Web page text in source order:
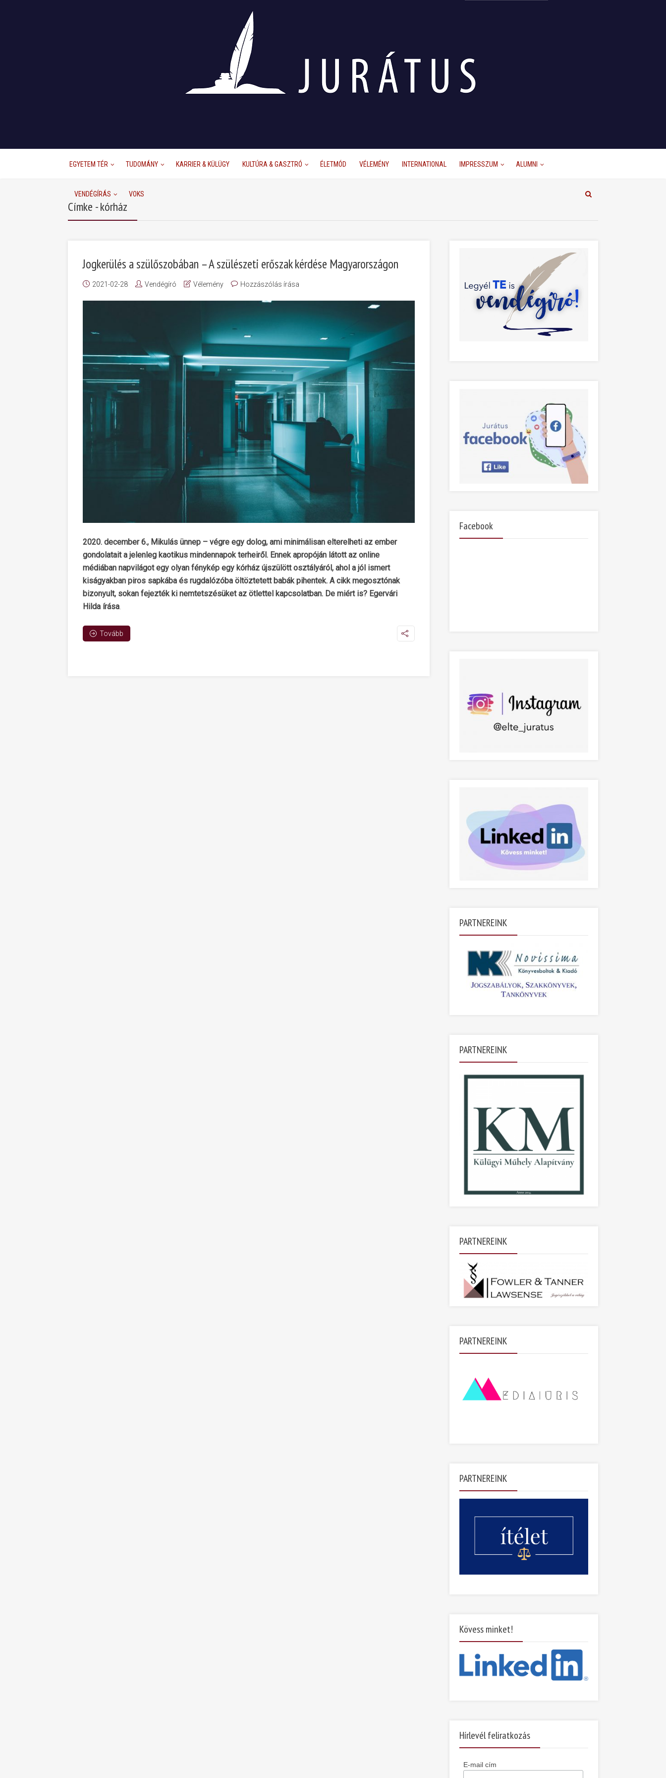
EGYETEM TÉR TUDOMÁNY KARRIER & KÜLÜGY KULTÚRA & GASZTRÓ ÉLETMÓD VÉLEMÉNY INTERNATIONAL IMPRESSZUM ALUMNI
VENDÉGÍRÁS VOKS
Címke - kórház
Jogkerülés a szülőszobában – A szülészeti erőszak kérdése Magyarországon
2021-02-28 Vendégíró Vélemény Hozzászólás írása
2020. december 6., Mikulás ünnep – végre egy dolog, ami minimálisan elterelheti az ember
gondolatait a jelenleg kaotikus mindennapok terheiről. Ennek apropóján látott az online
médiában napvilágot egy olyan fénykép egy kórház újszülött osztályáról, ahol a jól ismert
kiságyakban piros sapkába és rugdalózóba öltöztetett babák pihentek. A cikk megosztónak
bizonyult, sokan fejezték ki nemtetszésüket az ötlettel kapcsolatban. De miért is? Egervári
Hilda írása.
Tovább
Facebook
PARTNEREINK
PARTNEREINK
PARTNEREINK
PARTNEREINK
PARTNEREINK
Kövess minket!
Hírlevél feliratkozás
E-mail cím